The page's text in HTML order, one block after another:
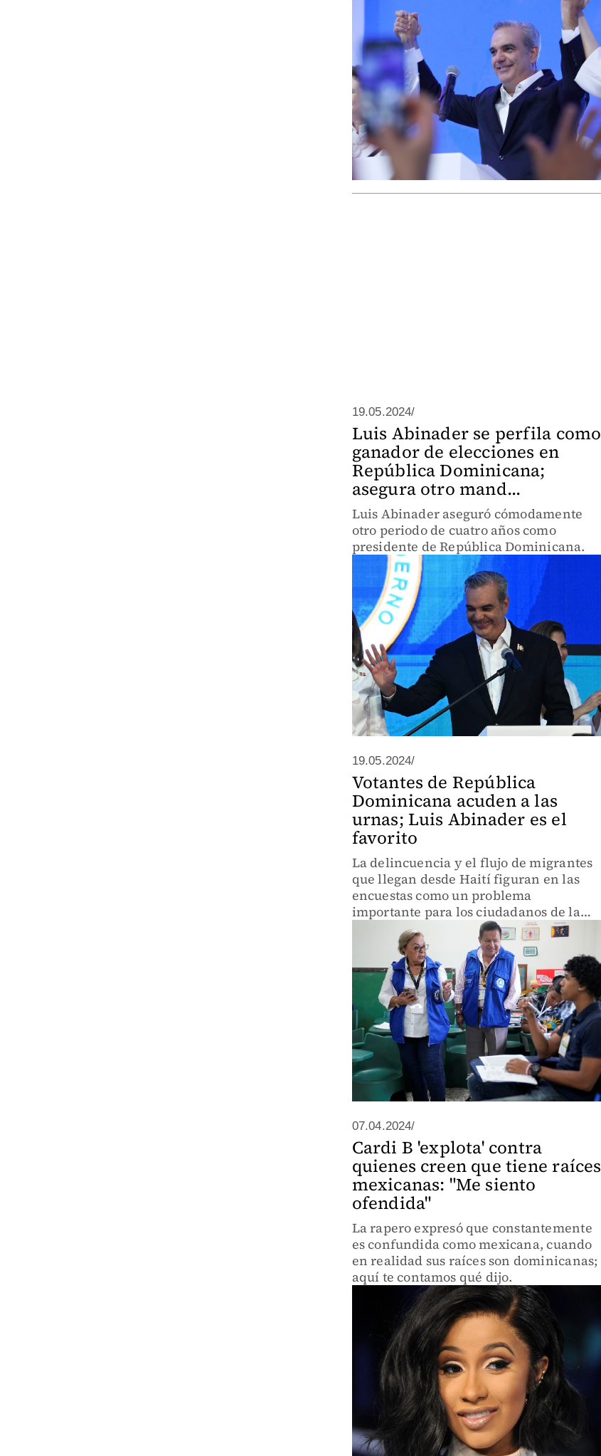
19.05.2024/
Luis Abinader se perfila como
ganador de elecciones en
República Dominicana;
asegura otro mand...
Luis Abinader aseguró cómodamente
otro periodo de cuatro años como
presidente de República Dominicana.
19.05.2024/
Votantes de República
Dominicana acuden a las
urnas; Luis Abinader es el
favorito
La delincuencia y el flujo de migrantes
que llegan desde Haití figuran en las
encuestas como un problema
importante para los ciudadanos de la
República Dominicana.
07.04.2024/
Cardi B 'explota' contra
quienes creen que tiene raíces
mexicanas: "Me siento
ofendida"
La rapero expresó que constantemente
es confundida como mexicana, cuando
en realidad sus raíces son dominicanas;
aquí te contamos qué dijo.